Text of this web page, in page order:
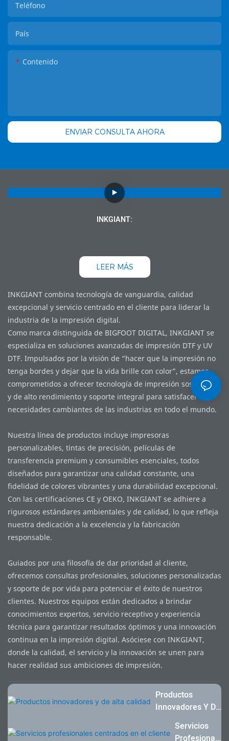
Teléfono
País
Contenido
ENVIAR CONSULTA AHORA
INKGIANT:
LEER MÁS
INKGIANT combina tecnología de vanguardia, calidad
excepcional y servicio centrado en el cliente para liderar la
industria de la impresión digital.
Como marca distinguida de BIGFOOT DIGITAL, INKGIANT se
especializa en soluciones avanzadas de impresión DTF y UV
DTF. Impulsados ​​por la visión de “hacer que la impresión no
tenga bordes y dejar que la vida brille con color”, estamos
comprometidos a ofrecer tecnología de impresión sostenible
y de alto rendimiento y soporte integral para satisfacer las
necesidades cambiantes de las industrias en todo el mundo.
Nuestra línea de productos incluye impresoras
personalizables, tintas de precisión, películas de
transferencia premium y consumibles esenciales, todos
diseñados para garantizar una calidad constante, una
fidelidad de colores vibrantes y una durabilidad excepcional.
Con las certificaciones CE y OEKO, INKGIANT se adhiere a
rigurosos estándares ambientales y de calidad, lo que refleja
nuestra dedicación a la excelencia y la fabricación
responsable.
Guiados por una filosofía de dar prioridad al cliente,
ofrecemos consultas profesionales, soluciones personalizadas
y soporte de por vida para potenciar el éxito de nuestros
clientes. Nuestros equipos están dedicados a brindar
conocimientos expertos, servicio receptivo y experiencia
técnica para garantizar resultados óptimos y una innovación
continua en la impresión digital. Asóciese con INKGIANT,
donde la calidad, el servicio y la innovación se unen para
hacer realidad sus ambiciones de impresión.
Productos
Innovadores Y De
Alta Calidad
Servicios